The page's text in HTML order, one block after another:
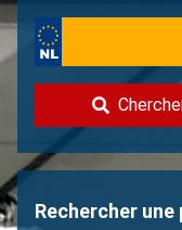
Rechercher une